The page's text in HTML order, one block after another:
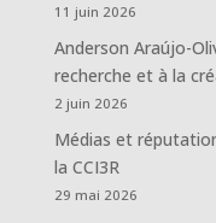
11 juin 2026
Anderson Araújo-
recherche et à la
2 juin 2026
Médias et
la CCI3R
29 mai 2026